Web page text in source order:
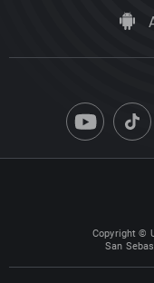
Copyright ©
San